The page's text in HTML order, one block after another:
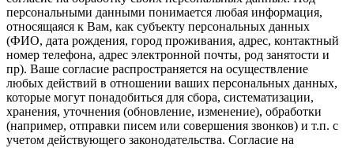
персональными данными понимается любая информация,
относящаяся к Вам, как субъекту персональных данных
(ФИО, дата рождения, город проживания, адрес, контактный
номер телефона, адрес электронной почты, род занятости и
пр). Ваше согласие распространяется на осуществление
любых действий в отношении ваших персональных данных,
которые могут понадобиться для сбора, систематизации,
хранения, уточнения (обновление, изменение), обработки
(например, отправки писем или совершения звонков) и т.п. с
учетом действующего законодательства. Согласие на